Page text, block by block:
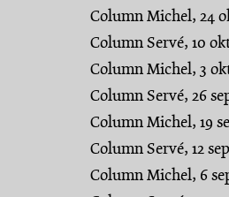
Column Michel, 24
Column Servé, 10
Column Michel, 3
Column Servé, 26
Column Michel, 19
Column Servé, 12
Column Michel, 6